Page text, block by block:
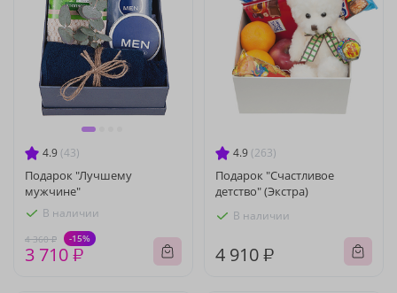
4.9 (43)
Подарок "Лучшему
мужчине"
В наличии
4 360 ₽ -15%
3 710 ₽
4.9 (263)
Подарок "Счастливое
детство" (Экстра)
В наличии
4 910 ₽